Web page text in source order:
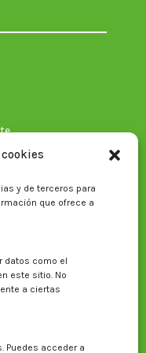
y de terceros para
que ofrece a
datos como el
este sitio. No
a ciertas
Puedes acceder a
new new new new new
CITA